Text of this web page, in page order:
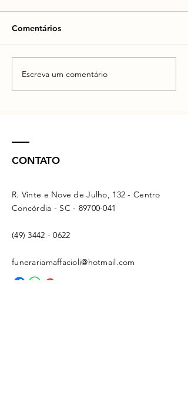
Comentários
Escreva um comentário
CONTATO
R. Vinte e Nove de Julho, 132 - Centro
Concórdia - SC - 89700-041
(49) 3442 - 0622
funerariamaffacioli@hotmail.com